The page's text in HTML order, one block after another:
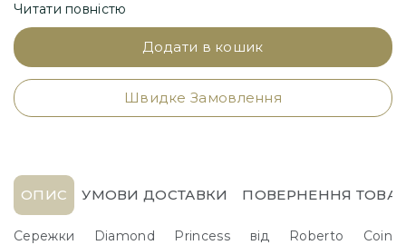
Читати повністю
Додати в кошик
Швидке Замовлення
ОПИС УМОВИ ДОСТАВКИ ПОВЕРНЕННЯ
Сережки Diamond Princess від Roberto Coin